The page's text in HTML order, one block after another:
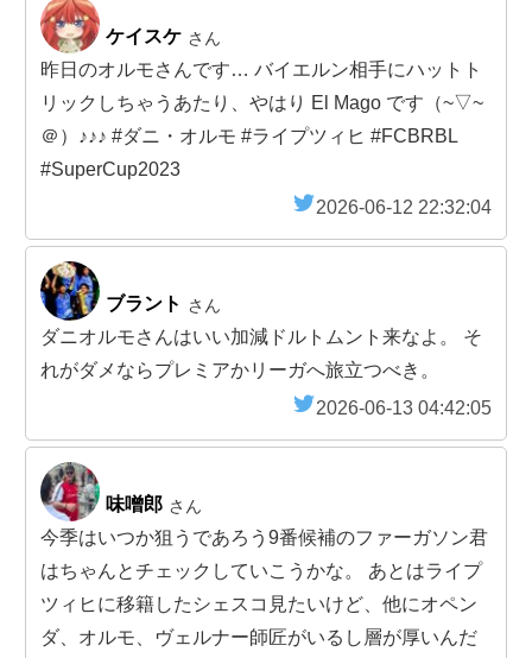
ケイスケ さん
昨日のオルモさんです… バイエルン相手にハットト
リックしちゃうあたり、やはり El Mago です（~▽~
＠）♪♪♪ #ダニ・オルモ #ライプツィヒ #FCBRBL
#SuperCup2023
2026-06-12 22:32:04
ブラント さん
ダニオルモさんはいい加減ドルトムント来なよ。 そ
れがダメならプレミアかリーガへ旅立つべき。
2026-06-13 04:42:05
味噌郎 さん
今季はいつか狙うであろう9番候補のファーガソン君
はちゃんとチェックしていこうかな。 あとはライプ
ツィヒに移籍したシェスコ見たいけど、他にオペン
ダ、オルモ、ヴェルナー師匠がいるし層が厚いんだ